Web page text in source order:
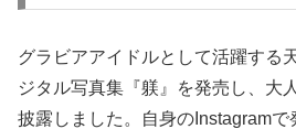
グラビアアイドルとして活躍する
ジタル写真集『躾』を発売し、大
披露しました。自身のInstagram